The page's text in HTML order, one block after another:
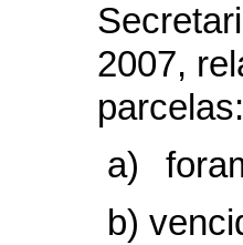
2007,
parcelas:
a)
b)